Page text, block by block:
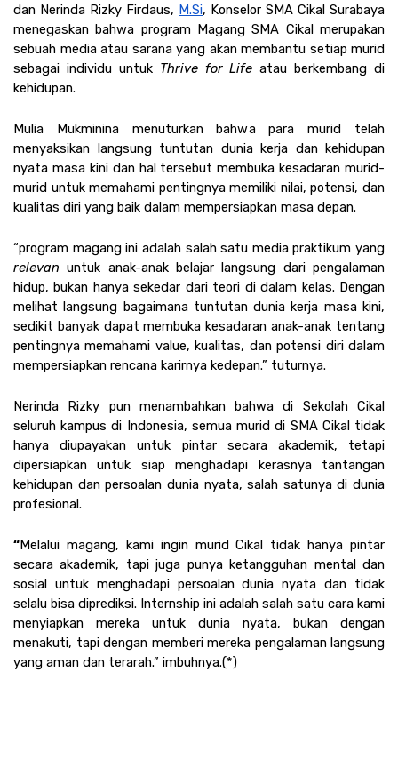
dan Nerinda Rizky Firdaus, M.Si, Konselor SMA Cikal Surabaya
menegaskan bahwa program Magang SMA Cikal merupakan
sebuah media atau sarana yang akan membantu setiap murid
sebagai individu untuk Thrive for Life atau berkembang di
kehidupan.
Mulia Mukminina menuturkan bahwa para murid telah
menyaksikan langsung tuntutan dunia kerja dan kehidupan
nyata masa kini dan hal tersebut membuka kesadaran murid-
murid untuk memahami pentingnya memiliki nilai, potensi, dan
kualitas diri yang baik dalam mempersiapkan masa depan.
relevan untuk anak-anak belajar langsung dari pengalaman
hidup, bukan hanya sekedar dari teori di dalam kelas. Dengan
melihat langsung bagaimana tuntutan dunia kerja masa kini,
sedikit banyak dapat membuka kesadaran anak-anak tentang
pentingnya memahami value, kualitas, dan potensi diri dalam
mempersiapkan rencana karirnya kedepan.” tuturnya.
Nerinda Rizky pun menambahkan bahwa di Sekolah Cikal
seluruh kampus di Indonesia, semua murid di SMA Cikal tidak
hanya diupayakan untuk pintar secara akademik, tetapi
dipersiapkan untuk siap menghadapi kerasnya tantangan
kehidupan dan persoalan dunia nyata, salah satunya di dunia
profesional.
“Melalui magang, kami ingin murid Cikal tidak hanya pintar
secara akademik, tapi juga punya ketangguhan mental dan
sosial untuk menghadapi persoalan dunia nyata dan tidak
selalu bisa diprediksi. Internship ini adalah salah satu cara kami
menyiapkan mereka untuk dunia nyata, bukan dengan
menakuti, tapi dengan memberi mereka pengalaman langsung
yang aman dan terarah.” imbuhnya.(*)